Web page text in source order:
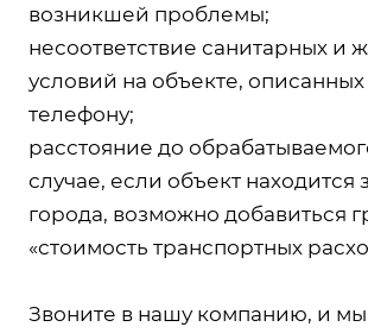
возникшей проблемы;
несоответствие санитарных и
условий на объекте,
телефону;
расстояние до
случае, если объект находится
города, возможно добавиться
«стоимость транспортных
Звоните в нашу компанию, и